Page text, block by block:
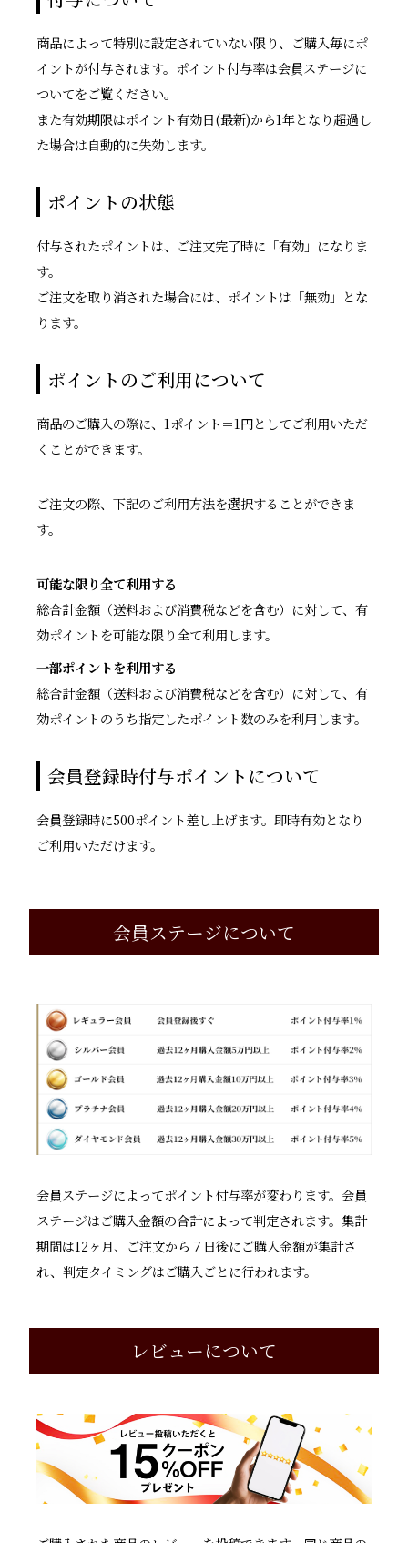
商品によって特別に設定されていない限り、ご購入毎にポ
イントが付与されます。ポイント付与率は会員ステージに
ついてをご覧ください。
また有効期限はポイント有効日(最新)から1年となり超過し
た場合は自動的に失効します。
ポイントの状態
付与されたポイントは、ご注文完了時に「有効」になりま
す。
ご注文を取り消された場合には、ポイントは「無効」とな
ります。
ポイントのご利用について
商品のご購入の際に、1ポイント＝1円としてご利用いただ
くことができます。
ご注文の際、下記のご利用方法を選択することができま
す。
可能な限り全て利用する
総合計金額（送料および消費税などを含む）に対して、有
効ポイントを可能な限り全て利用します。
一部ポイントを利用する
総合計金額（送料および消費税などを含む）に対して、有
効ポイントのうち指定したポイント数のみを利用します。
会員登録時付与ポイントについて
会員登録時に500ポイント差し上げます。即時有効となり
ご利用いただけます。
会員ステージについて
会員ステージによってポイント付与率が変わります。会員
ステージはご購入金額の合計によって判定されます。集計
期間は12ヶ月、ご注文から７日後にご購入金額が集計さ
れ、判定タイミングはご購入ごとに行われます。
レビューについて